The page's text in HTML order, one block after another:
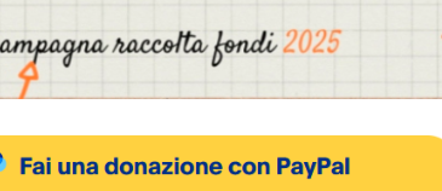
anche di terze parti, ma non utilizza alcun cookie di profilazione.
NEGA VISUALIZZA LE PREFERENZE
sul
la